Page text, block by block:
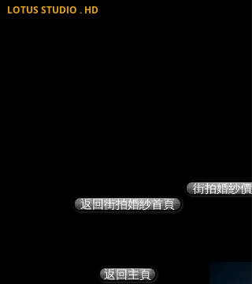
LOTUS STUDIO . HD
返回街拍婚紗首頁
街拍婚紗價
返回主頁